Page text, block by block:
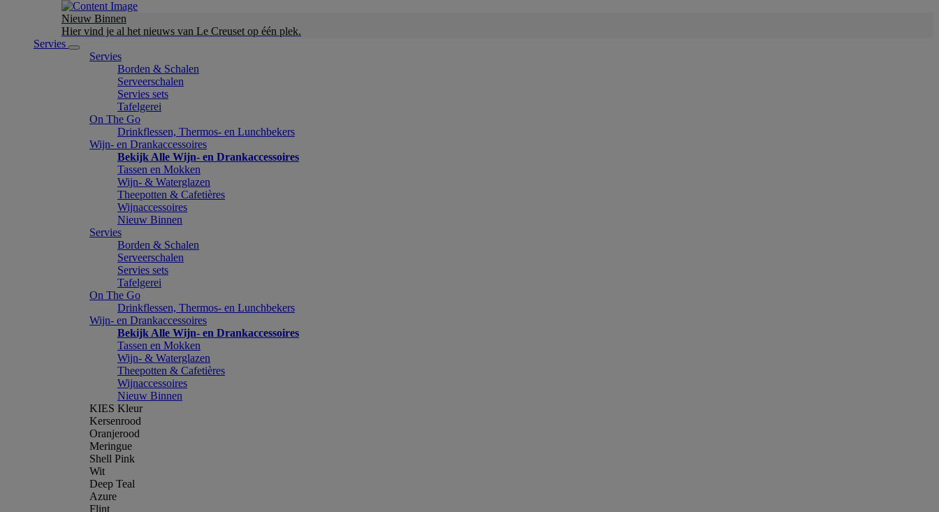
Nieuw Binnen
Hier vind je al het nieuws van Le Creuset op één plek.
Servies
Servies
Borden & Schalen
Serveerschalen
Servies sets
Tafelgerei
On The Go
Drinkflessen, Thermos- en Lunchbekers
Wijn- en Drankaccessoires
Bekijk Alle Wijn- en Drankaccessoires
Tassen en Mokken
Wijn- & Waterglazen
Theepotten & Cafetières
Wijnaccessoires
Nieuw Binnen
Servies
Borden & Schalen
Serveerschalen
Servies sets
Tafelgerei
On The Go
Drinkflessen, Thermos- en Lunchbekers
Wijn- en Drankaccessoires
Bekijk Alle Wijn- en Drankaccessoires
Tassen en Mokken
Wijn- & Waterglazen
Theepotten & Cafetières
Wijnaccessoires
Nieuw Binnen
KIES Kleur
Kersenrood
Oranjerood
Meringue
Shell Pink
Wit
Deep Teal
Azure
Flint